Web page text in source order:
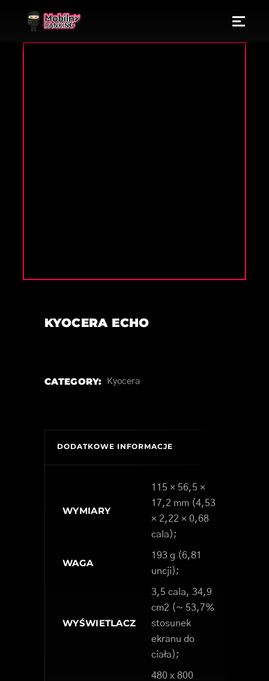
KYOCERA ECHO
CATEGORY: Kyocera
DODATKOWE INFORMACJE
WYMIARY
115 × 56,5 ×
17,2 mm (4,53
× 2,22 × 0,68
cala);
WAGA
193 g (6,81
uncji);
WYŚWIETLACZ
3,5 cala, 34,9
cm2 (~ 53,7%
stosunek
ekranu do
ciała);
480 x 800